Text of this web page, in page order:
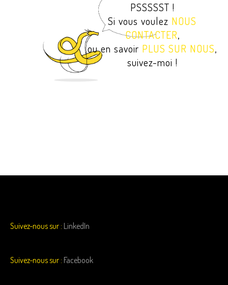
PSSSSST !
Si vous voulez NOUS
CONTACTER,
ou en savoir PLUS SUR NOUS,
suivez-moi !
Suivez-nous sur : LinkedIn
Suivez-nous sur : Facebook